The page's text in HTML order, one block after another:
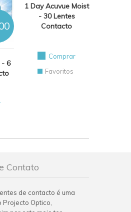
- 6
1 Day Acuvue Moist
- 30 Lentes
Contacto
Comprar
Favoritos
Contato
de contacto é uma
Optico,